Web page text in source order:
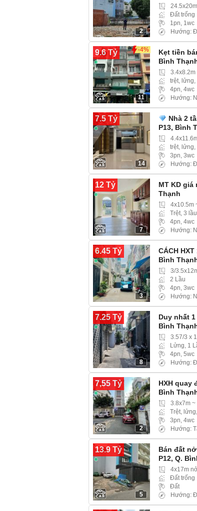
2
Đất trống
1pn, 1wc
Hướng:
9.6 Tỷ -4%
11
Kẹt tiền
Bình
3.4x8.2m
trệt, lửng,
4pn, 4wc
Hướng:
7.5 Tỷ
14
Nhà 2
P13, Bình
trệt, lửng,
3pn, 3wc
Hướng:
12 Tỷ
7
MT KD giá
Thạnh
4x10.5m
Trệt, 3
4pn, 4wc
Hướng:
6.45 Tỷ
3
CÁCH
Bình
3/
2 Lầu
4pn, 3wc
Hướng:
7.25 Tỷ
8
Duy nhất
Bình
3.57/3 x
Lửng, 1
4pn, 5wc
Hướng:
7,55 Tỷ
2
HXH quay
Bình
3.8x7m ~
Trệt,
3pn, 4wc
Hướng:
13.9 Tỷ
5
Bán đất
P12, Q.
4x17m
Đất trống
Đất
Hướng: